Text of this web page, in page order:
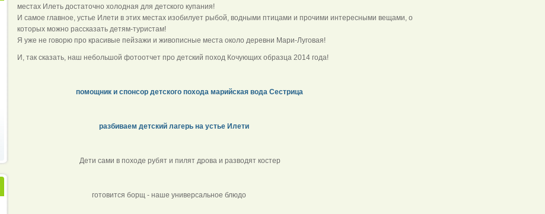
местах Илеть достаточно холодная для детского купания!
И самое главное, устье Илети в этих местах изобилует рыбой, водными птицами и прочими интересными вещами, о
которых можно рассказать детям-туристам!
Я уже не говорю про красивые пейзажи и живописные места около деревни Мари-Луговая!
И, так сказать, наш небольшой фотоотчет про детский поход Кочующих образца 2014 года!
помощник и спонсор детского похода марийская вода Сестрица
разбиваем детский лагерь на устье Илети
Дети сами в походе рубят и пилят дрова и разводят костер
готовится борщ - наше универсальное блюдо